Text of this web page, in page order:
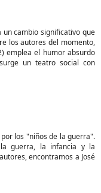
cambio significativo que
los autores del momento,
emplea el humor absurdo
un teatro social con
los "niños de la guerra".
guerra, la infancia y la
encontramos a José